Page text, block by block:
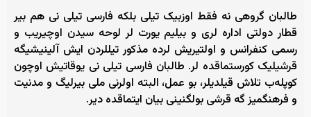
طالبان گروهی نه فقط اوزبیک تیلی بلکه فارسی تیلی نی هم بیر
قطار دولتی اداره لری و بیلیم یورت لر لوحه سیدن اوچیریب و
رسمی کنفرانس و اولتیریش لرده مذکور تیللردن ایش آلینیشیگه
قرشیلیک کورستماقده لر. طالبان فارسی تیلی نی یوقاتیش اوچون
کوپله‌ب تلاش قیلدیلر، بو عمل، البته اولرنی ملی بیرلیگ و مدنیت
و فرهنگمیز گه قرشی بولگنینی بیان ایتماقده دیر.